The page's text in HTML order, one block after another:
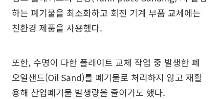
하는 폐기물을 최소화하고 회전 기계 부품 교체에는
친환경 제품을 사용했다.
또한, 수명이 다한 플레이트 교체 작업 중 발생한 폐
오일샌드(Oil Sand)를 폐기물로 처리하지 않고 재활
용해 산업폐기물 발생량을 줄이기도 했다.